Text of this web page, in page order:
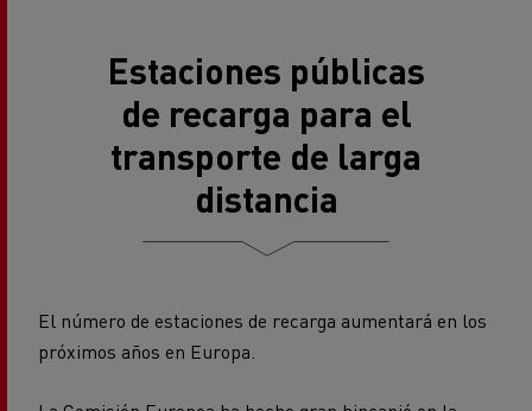
Estaciones públicas
de recarga para el
transporte de larga
distancia
El número de estaciones de recarga aumentará en los
próximos años en Europa.